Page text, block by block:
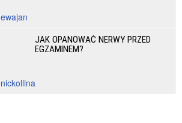
ewajan
JAK OPANOWAĆ NERWY PRZED
EGZAMINEM?
nickollina